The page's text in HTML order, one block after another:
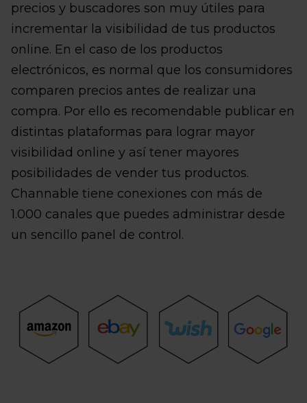
precios y buscadores son muy útiles para
incrementar la visibilidad de tus productos
online. En el caso de los productos
electrónicos, es normal que los consumidores
comparen precios antes de realizar una
compra. Por ello es recomendable publicar en
distintas plataformas para lograr mayor
visibilidad online y así tener mayores
posibilidades de vender tus productos.
Channable tiene conexiones con más de
1.000 canales que puedes administrar desde
un sencillo panel de control.